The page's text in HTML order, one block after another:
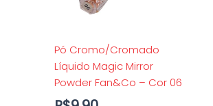
Pó Cromo/Cromado
Líquido Magic Mirror
Powder Fan&Co – Cor 06